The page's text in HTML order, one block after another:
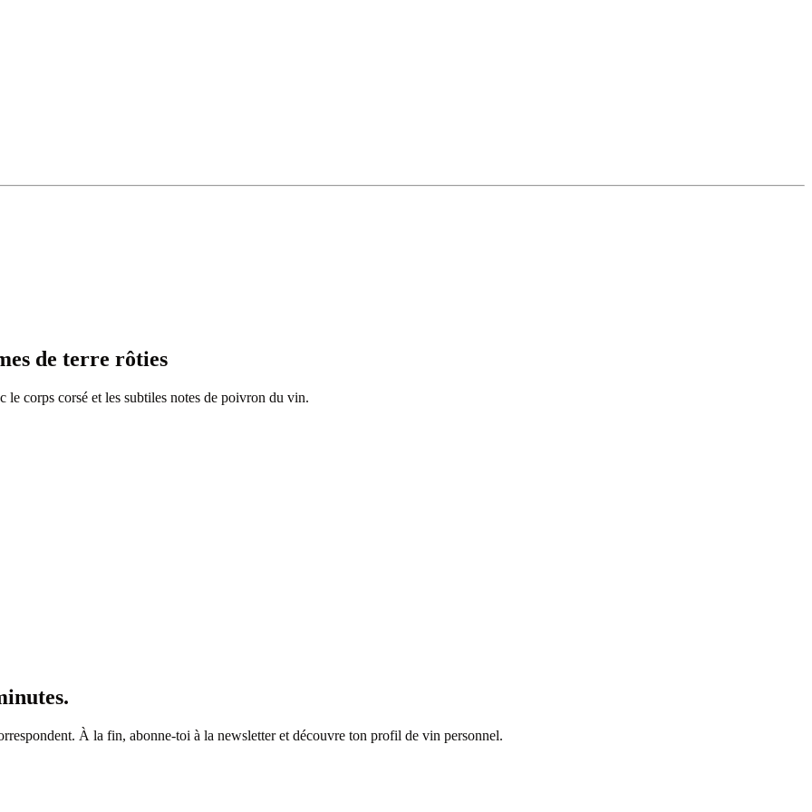
de terre rôties
le corps corsé et les subtiles notes de poivron du vin.
À la fin, abonne-toi à la newsletter et découvre ton profil de vin personnel.